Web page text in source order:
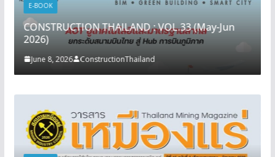
E-BOOK
CONSTRUCTION THAILAND : VOL.33 (May-Jun
2026)
June 8, 2026 ConstructionThailand